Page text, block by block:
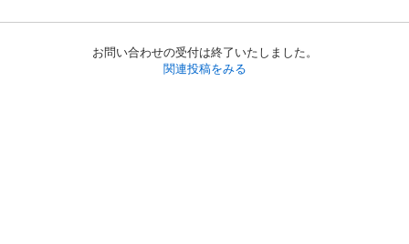
お問い合わせの受付は終了いたしました。
関連投稿をみる